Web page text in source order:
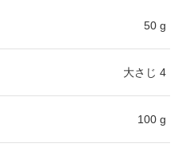
50 g
大さじ 4
100 g